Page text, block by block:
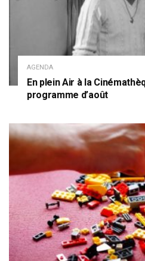
AGENDA
En plein Air à la
programme d’août